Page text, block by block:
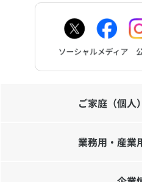
ご家庭（個人
業務用・産業